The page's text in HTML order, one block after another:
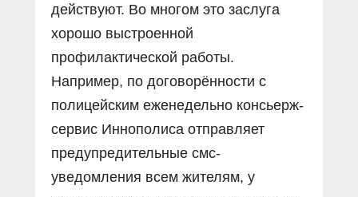
действуют. Во многом это заслуга
хорошо выстроенной
профилактической работы.
Например, по договорённости с
полицейским еженедельно консьерж-
сервис Иннополиса отправляет
предупредительные смс-
уведомления всем жителям, у